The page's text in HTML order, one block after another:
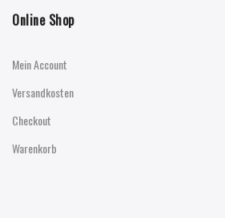
Online Shop
Mein Account
Versandkosten
Checkout
Warenkorb